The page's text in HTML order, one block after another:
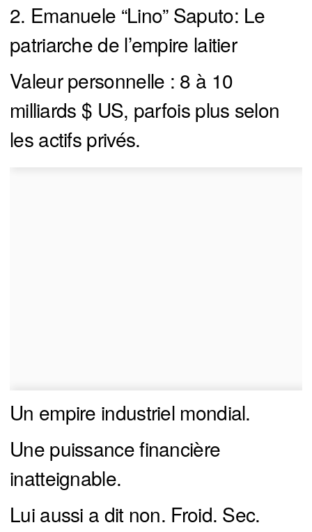
2. Emanuele “Lino” Saputo: Le
patriarche de l’empire laitier
Valeur personnelle : 8 à 10
milliards $ US, parfois plus selon
les actifs privés.
Un empire industriel mondial.
Une puissance financière
inatteignable.
Lui aussi a dit non. Froid. Sec.